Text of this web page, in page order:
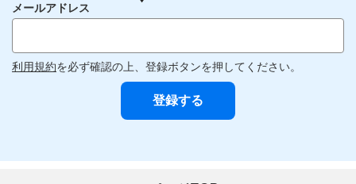
メールアドレス
利用規約を必ず確認の上、登録ボタンを押してください。